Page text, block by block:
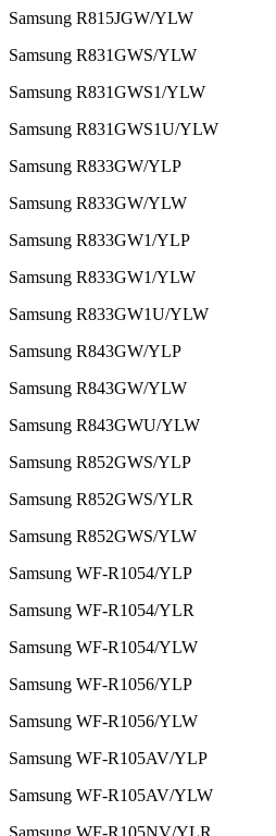
Samsung R815JGW/YLW
Samsung R831GWS/YLW
Samsung R831GWS1/YLW
Samsung R831GWS1U/YLW
Samsung R833GW/YLP
Samsung R833GW/YLW
Samsung R833GW1/YLP
Samsung R833GW1/YLW
Samsung R833GW1U/YLW
Samsung R843GW/YLP
Samsung R843GW/YLW
Samsung R843GWU/YLW
Samsung R852GWS/YLP
Samsung R852GWS/YLR
Samsung R852GWS/YLW
Samsung WF-R1054/YLP
Samsung WF-R1054/YLR
Samsung WF-R1054/YLW
Samsung WF-R1056/YLP
Samsung WF-R1056/YLW
Samsung WF-R105AV/YLP
Samsung WF-R105AV/YLW
Samsung WF-R105NV/YLR